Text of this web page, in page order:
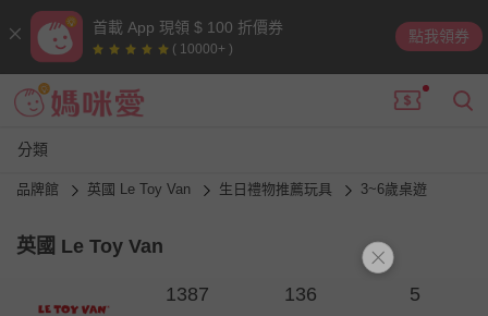
首載 App 現領 $ 100 折價券
( 10000+ )
點我領券
分類
品牌館 英國 Le Toy Van 生日禮物推薦玩具 3~6歲桌遊
英國 Le Toy Van
1387 136 5